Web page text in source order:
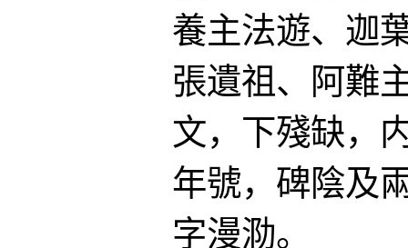
養主法遊、迦
張遺祖、阿難
文，下殘缺，
年號，碑陰及
字漫泐。